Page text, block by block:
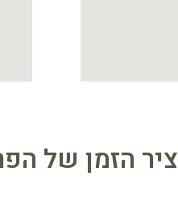
ציר הזמן של